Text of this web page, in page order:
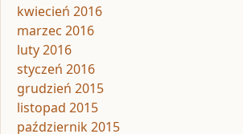
kwiecień 2016
marzec 2016
luty 2016
styczeń 2016
grudzień 2015
listopad 2015
październik 2015